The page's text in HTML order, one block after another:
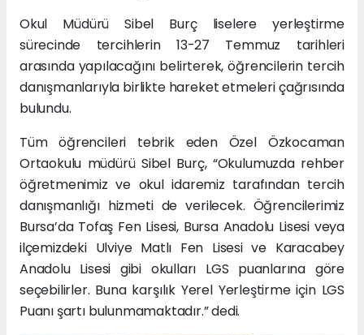
Okul Müdürü Sibel Burç liselere yerleştirme
sürecinde tercihlerin 13-27 Temmuz tarihleri
arasında yapılacağını belirterek, öğrencilerin tercih
danışmanlarıyla birlikte hareket etmeleri çağrısında
bulundu.
Tüm öğrencileri tebrik eden Özel Özkocaman
Ortaokulu müdürü Sibel Burç, “Okulumuzda rehber
öğretmenimiz ve okul idaremiz tarafından tercih
danışmanlığı hizmeti de verilecek. Öğrencilerimiz
Bursa’da Tofaş Fen Lisesi, Bursa Anadolu Lisesi veya
ilçemizdeki Ulviye Matlı Fen Lisesi ve Karacabey
Anadolu Lisesi gibi okulları LGS puanlarına göre
seçebilirler. Buna karşılık Yerel Yerleştirme için LGS
Puanı şartı bulunmamaktadır.” dedi.